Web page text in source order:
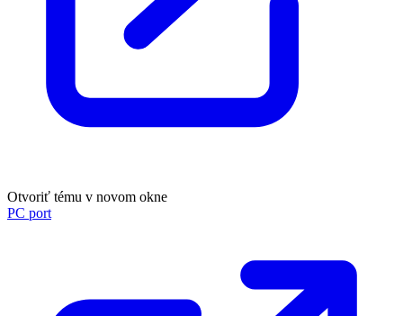
Otvoriť tému v novom okne
PC port